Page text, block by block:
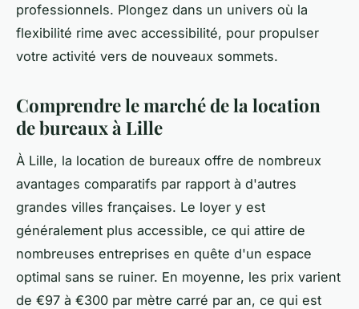
professionnels. Plongez dans un univers où la
flexibilité rime avec accessibilité, pour propulser
votre activité vers de nouveaux sommets.
Comprendre le marché de la location
de bureaux à Lille
À Lille, la location de bureaux offre de nombreux
avantages comparatifs par rapport à d'autres
grandes villes françaises. Le loyer y est
généralement plus accessible, ce qui attire de
nombreuses entreprises en quête d'un espace
optimal sans se ruiner. En moyenne, les prix varient
de €97 à €300 par mètre carré par an, ce qui est